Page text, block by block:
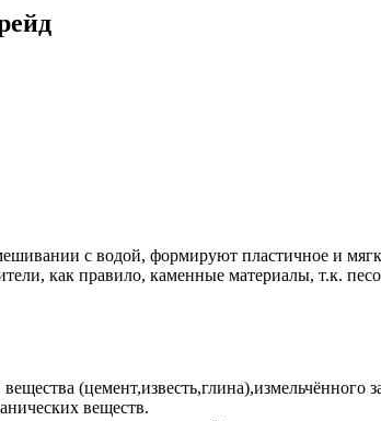
с водой, формируют пластичное и
как правило, каменные материалы, т.к.
(цемент,известь,глина),измельчённого
веществ.